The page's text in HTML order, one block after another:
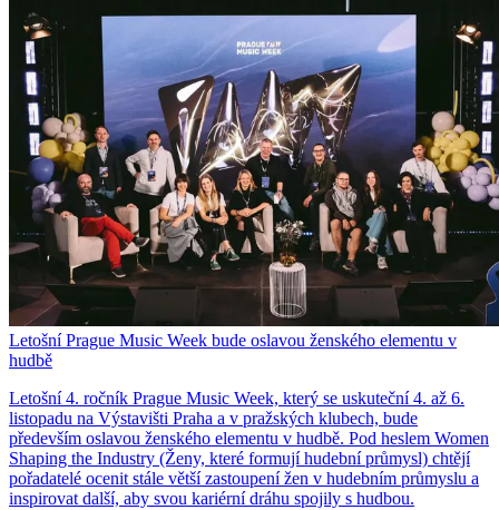
Letošní Prague Music Week bude oslavou ženského elementu v
hudbě
Letošní 4. ročník Prague Music Week, který se uskuteční 4. až 6.
listopadu na Výstavišti Praha a v pražských klubech, bude
především oslavou ženského elementu v hudbě. Pod heslem Women
Shaping the Industry (Ženy, které formují hudební průmysl) chtějí
pořadatelé ocenit stále větší zastoupení žen v hudebním průmyslu a
inspirovat další, aby svou kariérní dráhu spojily s hudbou.